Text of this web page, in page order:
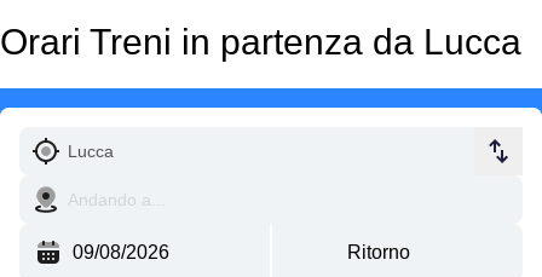
Orari Treni in partenza da Lucca